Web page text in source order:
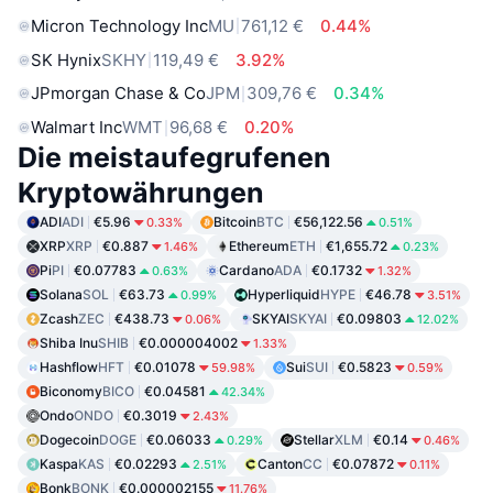
Micron Technology IncMU 761,12 €
0.44%
SK HynixSKHY 119,49 €
3.92%
JPmorgan Chase & CoJPM 309,76 €
0.34%
Walmart IncWMT 96,68 € 0.20%
Die meistaufegrufenen
Kryptowährungen
ADIADI €5.96 0.33% BitcoinBTC €56,122.56 0.51%
XRPXRP €0.887 1.46% EthereumETH €1,655.72 0.23%
PiPI €0.07783 0.63% CardanoADA €0.1732 1.32%
SolanaSOL €63.73 0.99% HyperliquidHYPE €46.78 3.51%
ZcashZEC €438.73 0.06% SKYAISKYAI €0.09803 12.02%
Shiba InuSHIB €0.000004002 1.33%
HashflowHFT €0.01078 59.98% SuiSUI €0.5823 0.59%
BiconomyBICO €0.04581 42.34%
OndoONDO €0.3019 2.43%
DogecoinDOGE €0.06033 0.29% StellarXLM €0.14 0.46%
KaspaKAS €0.02293 2.51% CantonCC €0.07872 0.11%
BonkBONK €0.000002155 11.76%